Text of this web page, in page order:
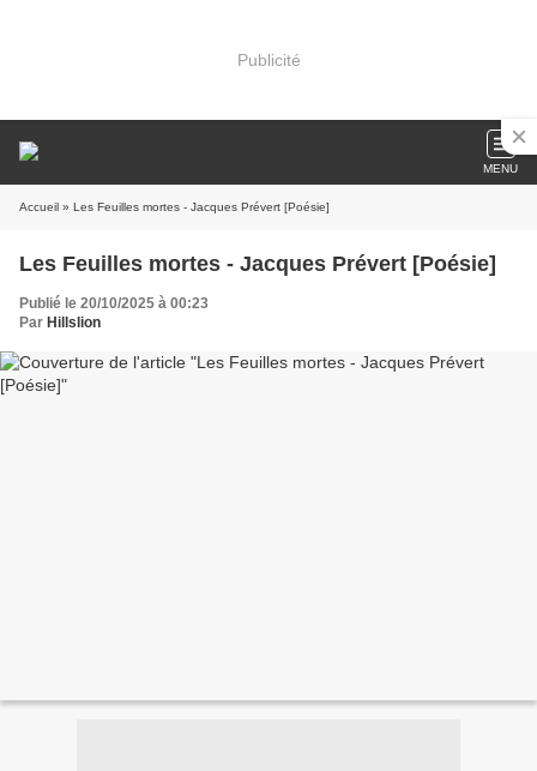
Publicité
MENU
Accueil » Les Feuilles mortes - Jacques Prévert [Poésie]
Les Feuilles mortes - Jacques Prévert [Poésie]
Publié le 20/10/2025 à 00:23
Par Hillslion